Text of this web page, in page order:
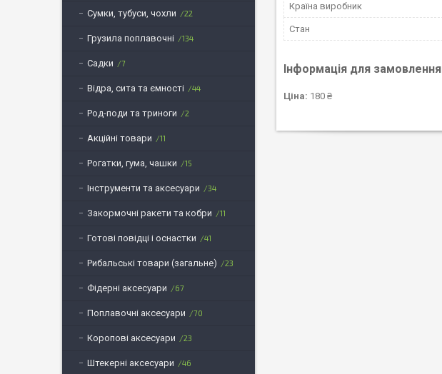
Країна виробник
Стан
Інформація для замовлення
Ціна: 180 ₴
Сумки, тубуси, чохли 22
Грузила поплавочні 134
Садки 7
Відра, сита та ємності 44
Род-поди та триноги 2
Акційні товари 11
Рогатки, гума, чашки 15
Інструменти та аксесуари 34
Закормочні ракети та кобри 11
Готові повідці і оснастки 41
Рибальські товари (загальне) 23
Фідерні аксесуари 67
Поплавочні аксесуари 70
Коропові аксесуари 23
Штекерні аксесуари 46